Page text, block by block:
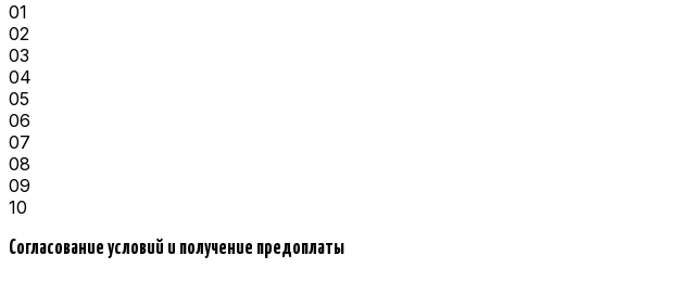
01
02
03
04
05
06
07
08
09
10
Согласование условий и получение предоплаты